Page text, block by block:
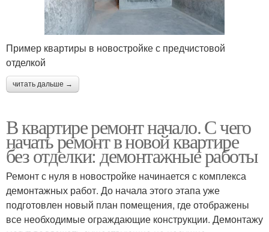
Пример квартиры в новостройке с предчистовой
отделкой
читать дальше →
В квартире ремонт начало. С чего
начать ремонт в новой квартире
без отделки: демонтажные работы
Ремонт с нуля в новостройке начинается с комплекса
демонтажных работ. До начала этого этапа уже
подготовлен новый план помещения, где отображены
все необходимые ограждающие конструкции. Демонтажу